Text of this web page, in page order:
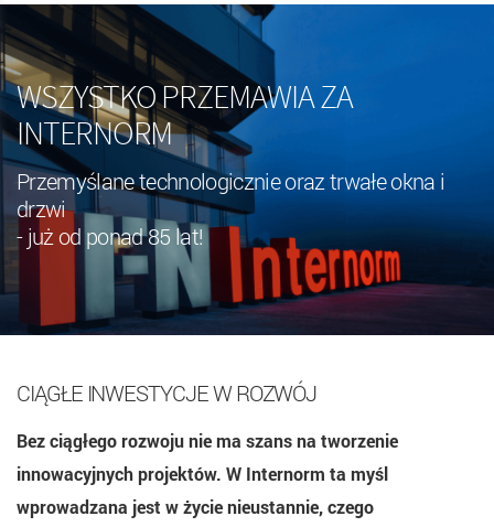
WSZYSTKO PRZEMAWIAZA
INTERNORM
Przemyślane technologicznie oraz trwałe okna i
drzwi
- już od ponad 85 lat!
CIĄGŁE INWESTYCJE W ROZWÓJ
Bez ciągłego rozwoju nie ma szans na tworzenie
innowacyjnych projektów. W Internorm ta myśl
wprowadzana jest w życie nieustannie, czego